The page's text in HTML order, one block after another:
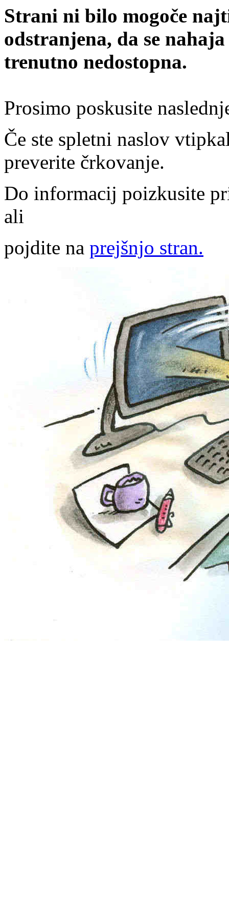
Strani ni bilo mogoče
odstranjena, da se
trenutno nedostopna.
Prosimo poskusite
Če ste spletni naslov
preverite črkovanje.
Do informacij poizkusite
ali
pojdite na prejšnjo stran.